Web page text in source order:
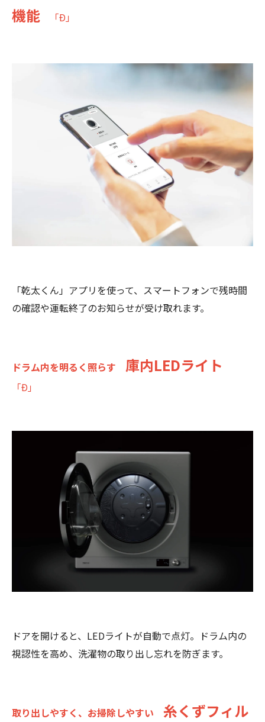
機能 「Ð」
「乾太くん」アプリを使って、スマートフォンで残時間
の確認や運転終了のお知らせが受け取れます。
ドラム内を明るく照らす 庫内LEDライト
「Ð」
ドアを開けると、LEDライトが自動で点灯。ドラム内の
視認性を高め、洗濯物の取り出し忘れを防ぎます。
取り出しやすく、お掃除しやすい 糸くずフィル